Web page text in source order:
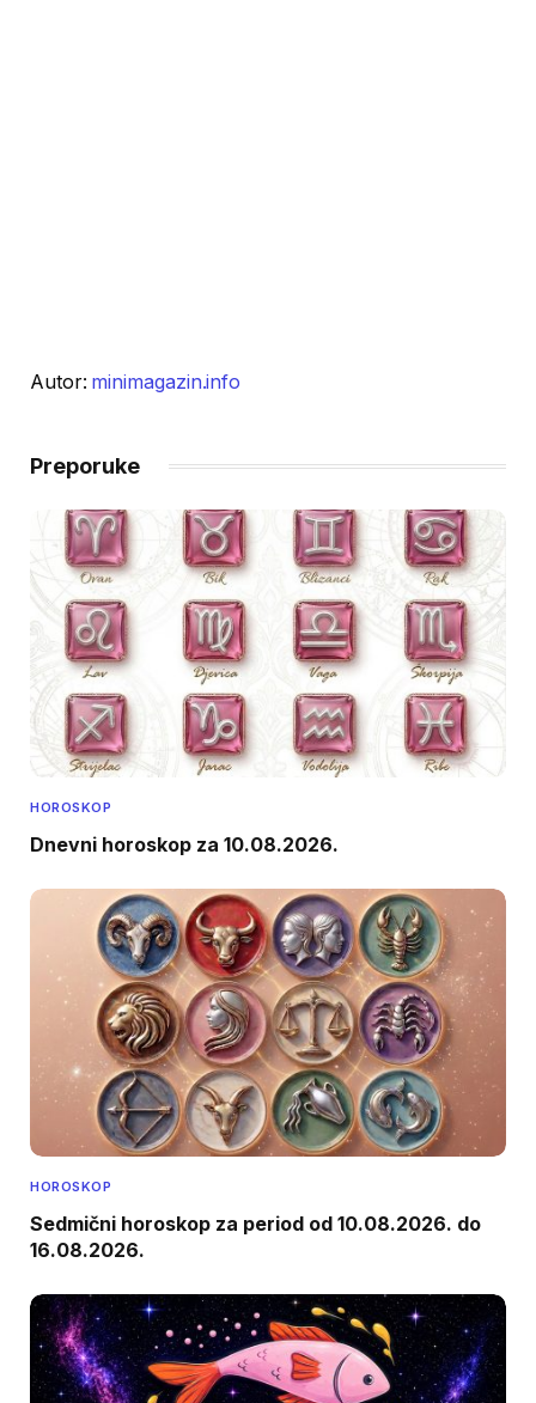
Autor: minimagazin.info
Preporuke
HOROSKOP
Dnevni horoskop za 10.08.2026.
HOROSKOP
Sedmični horoskop za period od 10.08.2026. do
16.08.2026.